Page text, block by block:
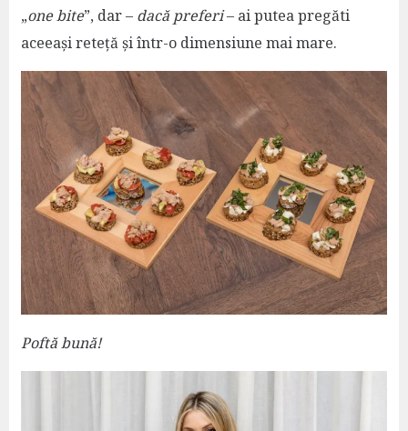
„one bite”, dar – dacă preferi– ai putea pregăti
aceeași reteță și într-o dimensiune mai mare.
Poftă bună!